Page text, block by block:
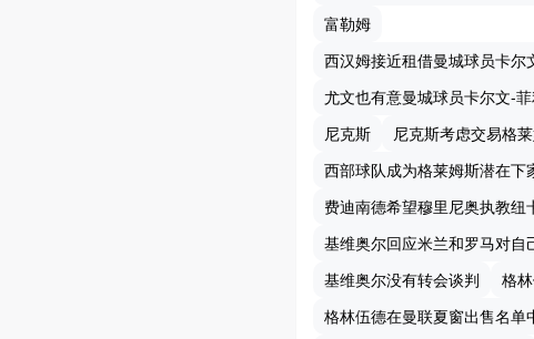
富勒姆
西汉姆接近租借曼城球员卡尔
尤文也有意曼城球员卡尔文-
尼克斯
尼克斯考虑交易格
西部球队成为格莱姆斯潜在下
费迪南德希望穆里尼奥执教纽
基维奥尔回应米兰和罗马对自
基维奥尔没有转会谈判
格
格林伍德在曼联夏窗出售名单